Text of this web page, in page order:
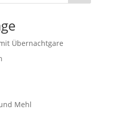
Übernachtgare
Mehl